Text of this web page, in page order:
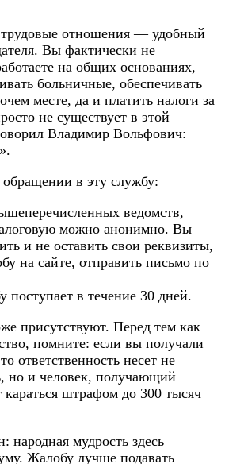
отношения — удобный
Вы фактически не
на общих основаниях,
больничные, обеспечивать
месте, да и платить налоги за
не существует в этой
Владимир Вольфович:
в эту службу:
ведомств,
можно анонимно. Вы
и не оставить свои реквизиты,
на сайте, отправить письмо по
поступает в течение 30 дней.
присутствуют. Перед тем как
помните: если вы получали
ответственность несет не
но и человек, получающий
штрафом до 300 тысяч
народная мудрость здесь
Жалобу лучше подавать